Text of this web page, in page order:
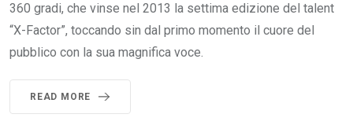
360 gradi, che vinse nel 2013 la settima edizione del talent
“X-Factor”, toccando sin dal primo momento il cuore del
pubblico con la sua magnifica voce.
READ MORE